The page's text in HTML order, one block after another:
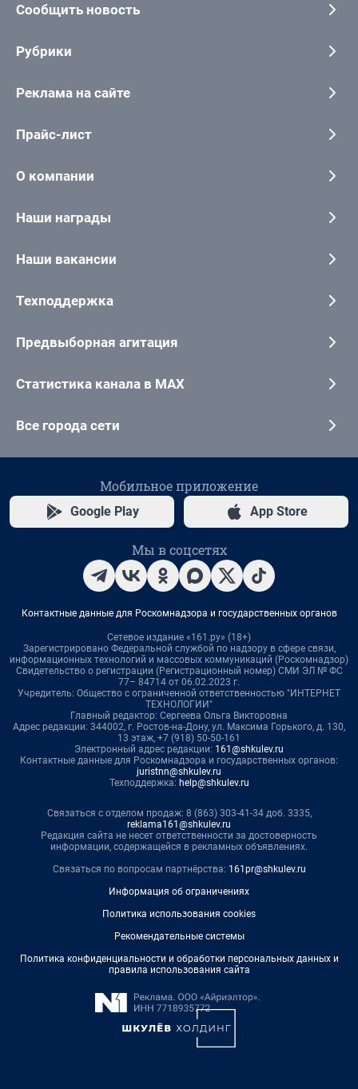
Сообщить новость
Рубрики
Реклама на сайте
Прайс-лист
О компании
Наши награды
Наши вакансии
Техподдержка
Предвыборная агитация
Статистика канала в MAX
Все города сети
Мобильное приложение
Google Play App Store
Мы в соцсетях
Контактные данные для Роскомнадзора и государственных органов
Сетевое издание «161.ру» (18+)
Зарегистрировано Федеральной службой по надзору в сфере связи,
информационных технологий и массовых коммуникаций (Роскомнадзор)
Свидетельство о регистрации (Регистрационный номер) СМИ ЭЛ № ФС
77– 84714 от 06.02.2023 г.
Учредитель: Общество с ограниченной ответственностью "ИНТЕРНЕТ
ТЕХНОЛОГИИ"
Главный редактор: Сергеева Ольга Викторовна
Адрес редакции: 344002, г. Ростов-на-Дону, ул. Максима Горького, д. 130,
13 этаж, +7 (918) 50-50-161
Электронный адрес редакции: 161@shkulev.ru
Контактные данные для Роскомнадзора и государственных органов:
juristnn@shkulev.ru
Техподдержка: help@shkulev.ru
Связаться с отделом продаж: 8 (863) 303-41-34 доб. 3335,
reklama161@shkulev.ru
Редакция сайта не несет ответственности за достоверность
информации, содержащейся в рекламных объявлениях.
Связаться по вопросам партнёрства: 161pr@shkulev.ru
Информация об ограничениях
Политика использования cookies
Рекомендательные системы
Политика конфиденциальности и обработки персональных данных и
правила использования сайта